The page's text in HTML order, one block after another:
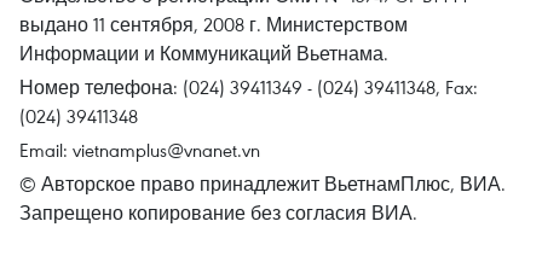
выдано 11 сентября, 2008 г. Министерством
Информации и Коммуникаций Вьетнама.
Номер телефона: (024) 39411349 - (024) 39411348, Fax:
(024) 39411348
Email: vietnamplus@vnanet.vn
© Авторское право принадлежит ВьетнамПлюс, ВИА.
Запрещено копирование без согласия ВИА.